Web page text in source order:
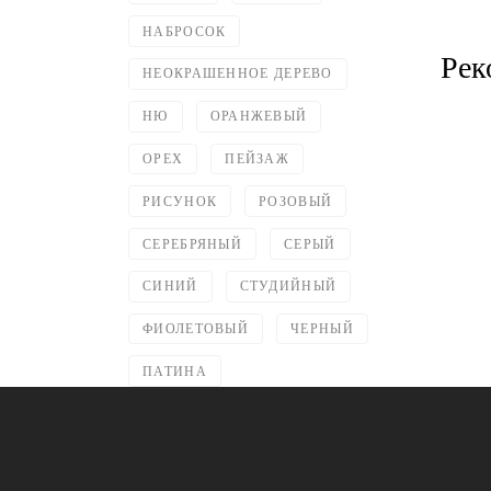
НАБРОСОК
НЕОКРАШЕННОЕ ДЕРЕВО
НЮ ОРАНЖЕВЫЙ
ОРЕХ ПЕЙЗАЖ
РИСУНОК РОЗОВЫЙ
СЕРЕБРЯНЫЙ СЕРЫЙ
СИНИЙ СТУДИЙНЫЙ
ФИОЛЕТОВЫЙ ЧЕРНЫЙ
ПАТИНА